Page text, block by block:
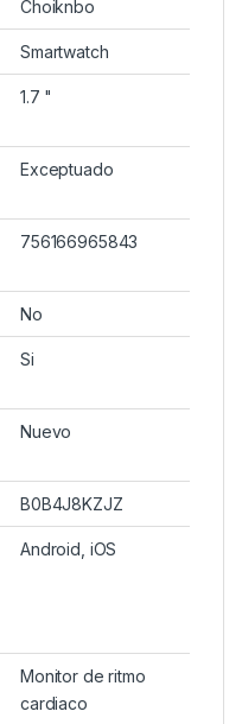
Choiknbo
Smartwatch
1.7 "
Exceptuado
756166965843
No
Si
Nuevo
B0B4J8KZJZ
Android, iOS
Monitor de ritmo
cardiaco